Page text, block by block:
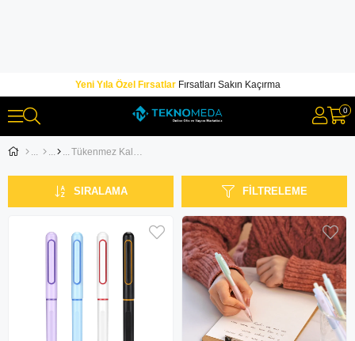
Yeni Yıla Özel FırsatlarFırsatları Sakın Kaçırma
0
Tükenmez Kalemler
FILTRELEME
SIRALAMA